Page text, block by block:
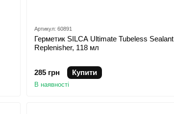
Артикул: 60891
Герметик SILCA Ultimate Tubeless Sealant
Replenisher, 118 мл
285 грн Купити
В наявності